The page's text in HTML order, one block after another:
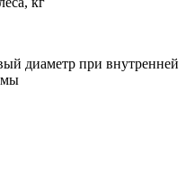
диаметр при внутренней